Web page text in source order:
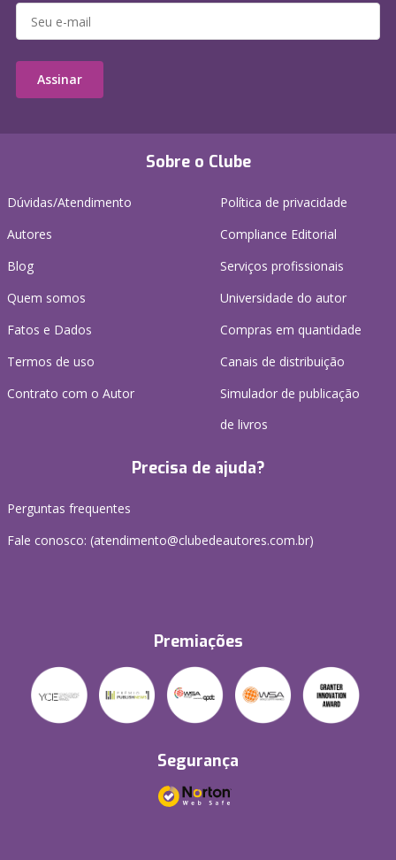
Sobre o Clube
Dúvidas/Atendimento
Autores
Blog
Quem somos
Fatos e Dados
Termos de uso
Contrato com o Autor
Política de privacidade
Compliance Editorial
Serviços profissionais
Universidade do autor
Compras em quantidade
Canais de distribuição
Simulador de publicação
de livros
Precisa de ajuda?
Perguntas frequentes
Fale conosco: (atendimento@clubedeautores.com.br)
Premiações
Segurança
Assinar